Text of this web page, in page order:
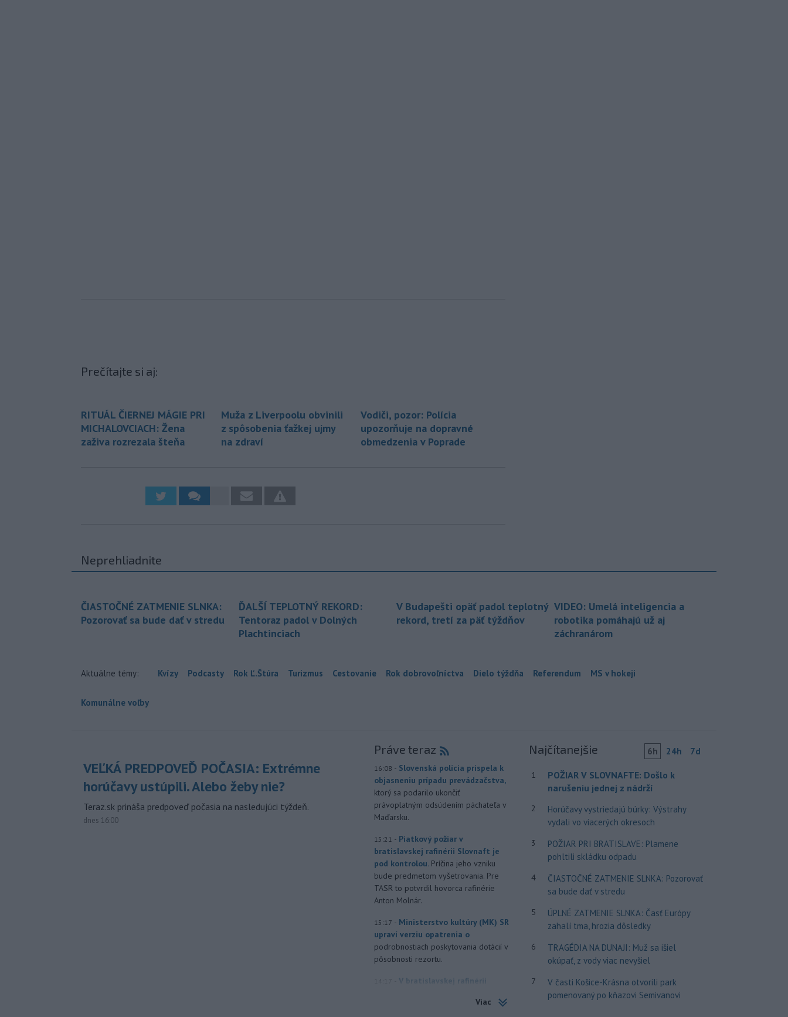
Prečítajte si aj:
RITUÁL ČIERNEJ MÁGIE PRI
MICHALOVCIACH: Žena
zaživa rozrezala šteňa
Muža z Liverpoolu obvinili
z spôsobenia ťažkej ujmy
na zdraví
Vodiči, pozor: Polícia
upozorňuje na dopravné
obmedzenia v Poprade
Neprehliadnite
ČIASTOČNÉ ZATMENIE SLNKA:
Pozorovať sa bude dať v stredu
ĎALŠÍ TEPLOTNÝ REKORD:
Tentoraz padol v Dolných
Plachtinciach
V Budapešti opäť padol teplotný
rekord, tretí za päť týždňov
VIDEO: Umelá inteligencia a
robotika pomáhajú už aj
záchranárom
Aktuálne témy: Kvízy Podcasty Rok Ľ.Štúra Turizmus Cestovanie Rok dobrovoľníctva Dielo týždňa Referendum MS v hokeji
Komunálne voľby
VEĽKÁ PREDPOVEĎ POČASIA: Extrémne
horúčavy ustúpili. Alebo žeby nie?
Teraz.sk prináša predpoveď počasia na nasledujúci týždeň.
dnes 16:00
Práve teraz
16:08 - Slovenská polícia prispela k
objasneniu prípadu prevádzačstva,
ktorý sa podarilo ukončiť
právoplatným odsúdením páchateľa v
Maďarsku.
15:21 - Piatkový požiar v
bratislavskej rafinérii Slovnaft je
pod kontrolou. Príčina jeho vzniku
bude predmetom vyšetrovania. Pre
TASR to potvrdil hovorca rafinérie
Anton Molnár.
15:17 - Ministerstvo kultúry (MK) SR
upraví verziu opatrenia o
podrobnostiach poskytovania dotácií v
pôsobnosti rezortu.
V bratislavskej rafinérii
TASR o tom informovala
Viac
Najčítanejšie 6h 24h 7d
1
POŽIAR V SLOVNAFTE: Došlo k
narušeniu jednej z nádrží
2
Horúčavy vystriedajú búrky: Výstrahy
vydali vo viacerých okresoch
3
POŽIAR PRI BRATISLAVE: Plamene
pohltili skládku odpadu
4
ČIASTOČNÉ ZATMENIE SLNKA: Pozorovať
sa bude dať v stredu
5
ÚPLNÉ ZATMENIE SLNKA: Časť Európy
zahalí tma, hrozia dôsledky
6
TRAGÉDIA NA DUNAJI: Muž sa išiel
okúpať, z vody viac nevyšiel
7
V časti Košice-Krásna otvorili park
pomenovaný po kňazovi Semivanovi